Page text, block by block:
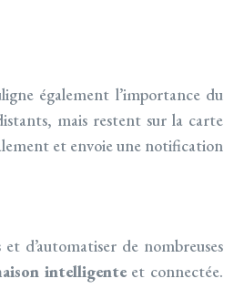
également l’importance du
mais restent sur la carte
et envoie une notification
d’automatiser de nombreuses
intelligente et connectée.